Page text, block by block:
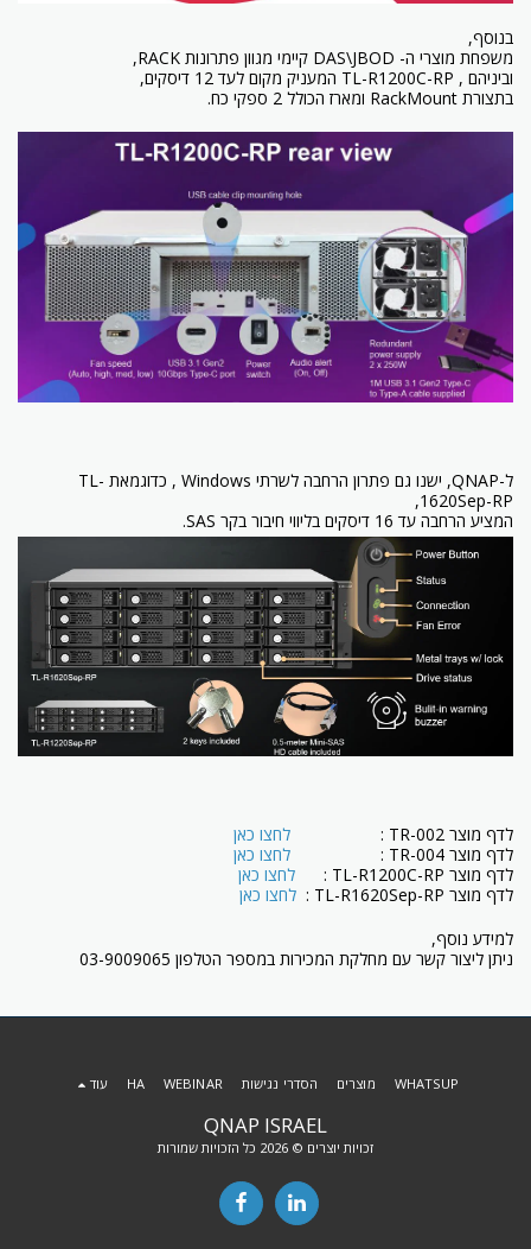
בנוסף,
משפחת מוצרי ה- DAS\JBOD קיימי מגוון פתרונות RACK,
וביניהם , TL-R1200C-RP המעניק מקום לעד 12 דיסקים,
בתצורת RackMount ומארז הכולל 2 ספקי כח.
ל-QNAP, ישנו גם פתרון הרחבה לשרתי Windows , כדוגמאת TL-
1620Sep-RP,
המציע הרחבה עד 16 דיסקים בליווי חיבור בקר SAS.
לדף מוצר TR-002 :
לחצו כאן
לדף מוצר TR-004 :
לחצו כאן
לדף מוצר TL-R1200C-RP :
לחצו כאן
לדף מוצר TL-R1620Sep-RP :
לחצו כאן
למידע נוסף,
ניתן ליצור קשר עם מחלקת המכירות במספר הטלפון 03-9009065
QNAP ISRAEL
זכויות יוצרים © 2026 כל הזכויות שמורות
WHATSUP מוצרים הסדרי נגישות WEBINAR
HA עוד